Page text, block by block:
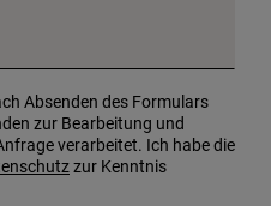
Absenden des Formulars
zur Bearbeitung und
verarbeitet. Ich habe die
zur Kenntnis